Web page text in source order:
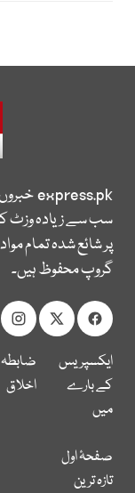
express.pk
سب سے زیادہ وزٹ
پر شائع شدہ تمام
گروپ محفوظ ہیں۔
ایکسپریس
کے بارے
میں
ضابطہ
اخلاق
صفحۂ اول
تازہ ترین